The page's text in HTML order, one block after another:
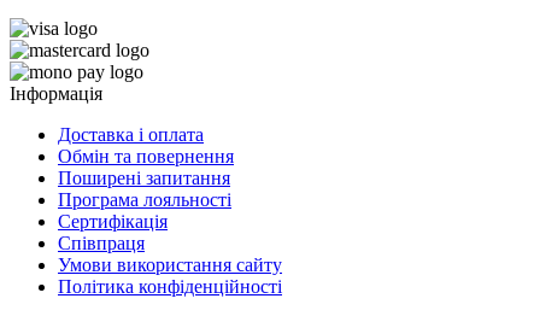
Інформація
Доставка і оплата
Обмін та повернення
Поширені запитання
Програма лояльності
Сертифікація
Співпраця
Умови використання сайту
Політика конфіденційності